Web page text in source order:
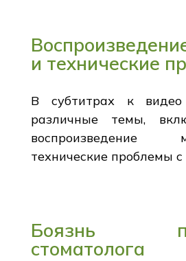
и технические
В субтитрах к видео
различные темы,
технические проблемы с
Боязнь
стоматолога